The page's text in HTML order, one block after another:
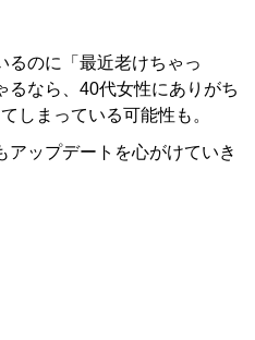
るのに「最近老けちゃっ
なら、40代女性にありがち
しまっている可能性も。
ップデートを心がけていき